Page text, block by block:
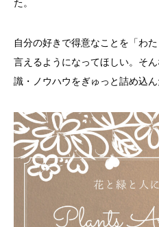
た。
自分の好きで得意なことを「わ
言えるようになってほしい。そ
識・ノウハウをぎゅっと詰め込